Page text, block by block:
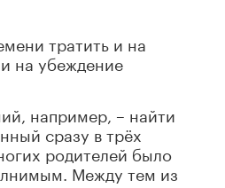
тратить и на
на убеждение
например, – найти
сразу в трёх
родителей было
Между тем из